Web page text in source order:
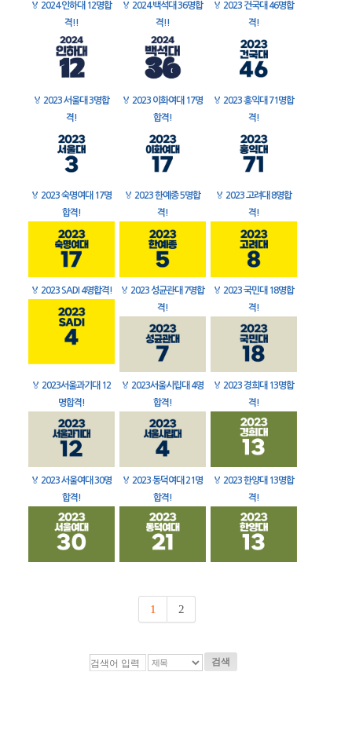
🏅 2024 인하대 12명합
격!!
🏅 2024 백석대 36명합
격!!
🏅 2023 건국대 46명합
격!
🏅 2023 서울대 3명합
격!
🏅 2023 이화여대 17명
합격!
🏅 2023 홍익대 71명합
격!
🏅 2023 숙명여대 17명
합격!
🏅 2023 한예종 5명합
격!
🏅 2023 고려대 8명합
격!
🏅 2023 SADI 4명합격! 🏅 2023 성균관대 7명합
격!
🏅 2023 국민대 18명합
격!
🏅 2023서울과기대 12
명합격!
🏅 2023서울시립대 4명
합격!
🏅 2023 경희대 13명합
격!
🏅 2023 서울여대 30명
합격!
🏅 2023 동덕여대 21명
합격!
🏅 2023 한양대 13명합
격!
1 2
검색